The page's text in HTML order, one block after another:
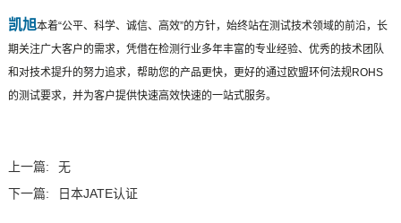
凯旭本着“公平、科学、诚信、高效”的方针，始终站在测试技术领域的前沿，长
期关注广大客户的需求，凭借在检测行业多年丰富的专业经验、优秀的技术团队
和对技术提升的努力追求，帮助您的产品更快，更好的通过欧盟环何法规ROHS
的测试要求，并为客户提供快速高效快速的一站式服务。
上一篇:
无
下一篇:
日本JATE认证